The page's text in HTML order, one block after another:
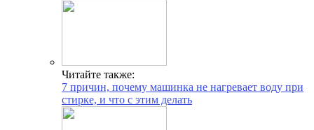
Читайте также:
7 причин, почему машинка не нагревает воду при
стирке, и что с этим делать